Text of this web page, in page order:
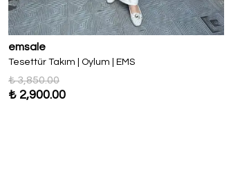
emsale
Tesettür Takım | Oylum | EMS
₺ 3,850.00
₺ 2,900.00